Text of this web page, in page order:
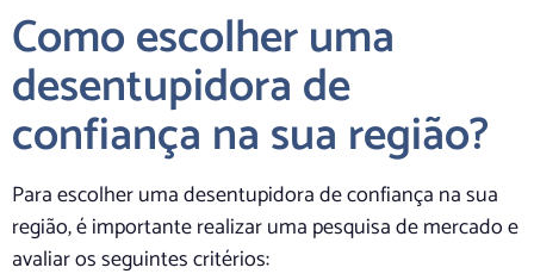
Como escolher uma
desentupidora de
confiança na sua região?
Para escolher uma desentupidora de confiança na sua
região, é importante realizar uma pesquisa de mercado e
avaliar os seguintes critérios: